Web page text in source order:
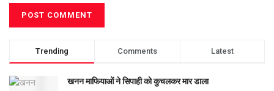
Trending Comments Latest
खनन माफियाओं ने सिपाही को कुचलकर मार डाला